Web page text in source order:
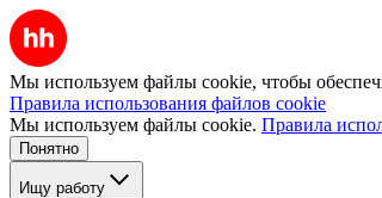
Мы используем файлы cookie, чтобы
Правила использования файлов cookie
Мы используем файлы cookie. Правила
Понятно
Ищу работу